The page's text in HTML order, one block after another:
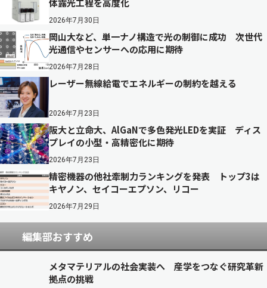
2026年7月30日
岡山大など、単一ナノ構造で光の制御に成功 次世代
光通信やセンサーへの応用に期待
2026年7月28日
レーザー無線給電でエネルギーの制約を越える
2026年7月23日
阪大と立命大、AlGaNで多色発光LEDを実証 ディス
プレイの小型・高精密化に期待
2026年7月23日
精密機器の他社牽制力ランキングを発表 トップ3は
キヤノン、セイコーエプソン、リコー
2026年7月29日
編集部おすすめ
メタマテリアルの社会実装へ 産学をつなぐ研究革新
拠点の挑戦